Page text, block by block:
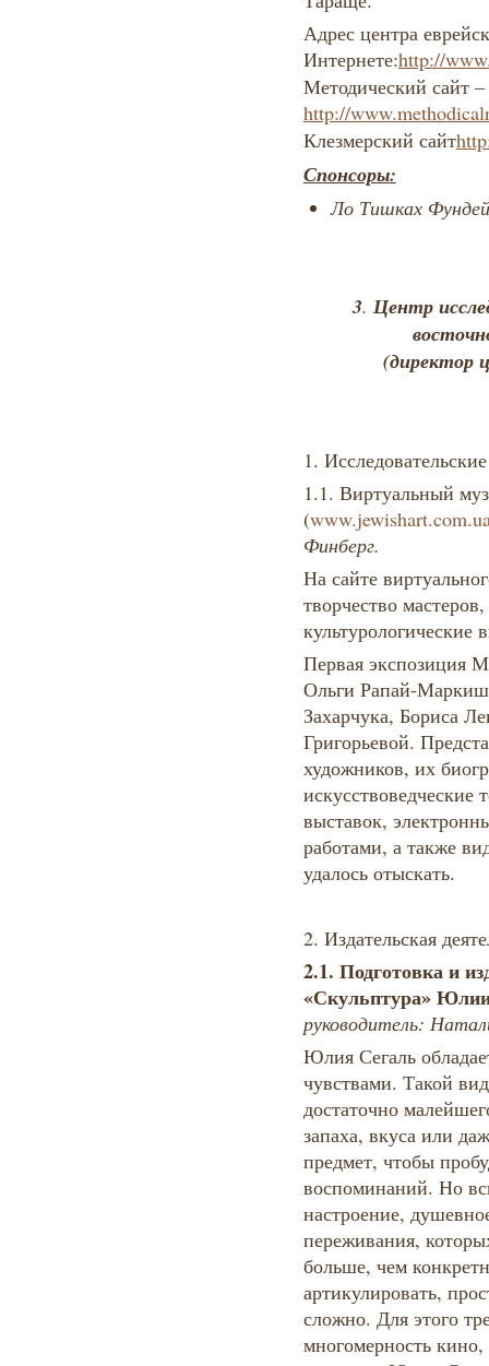
Адрес центра
Интернете:http://
Методический сайт –
http://
Клезмерский сайт
Спонсоры:
Ло Тишках
3.Центр
(директор
1.
1.1. Виртуальный
(
Финберг.
На сайте
творчество
культурологические
Первая экспозиция
Ольги Рапай-
Захарчука, Бориса
Григорьевой.
художников, их
искусствоведческие
выставок,
работами, а также
удалось отыскать.
2. Издательская
2.1. Подготовка и
«Скульптура»
руководитель:
Юлия Сегаль
чувствами. Такой
достаточно
запаха, вкуса или
предмет, чтобы
воспоминаний. Но
настроение,
переживания,
больше, чем
артикулировать,
сложно. Для этого
многомерность